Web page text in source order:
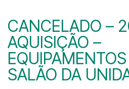
CANCELADO –
AQUISIÇÃO –
SALÃO DA